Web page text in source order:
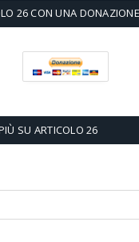
26 CON UNA DONAZIONE
SU ARTICOLO 26